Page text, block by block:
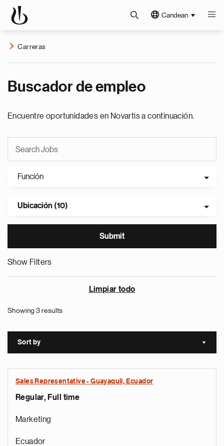
Candean
Carreras
Buscador de empleo
Encuentre oportunidades en Novartis a continuación.
Función
Ubicación (10)
Show Filters
Limpiar todo
Showing 3 results
Sort by Sort
Sales Representative - Guayaquil, Ecuador
Regular, Full time
Marketing
Ecuador